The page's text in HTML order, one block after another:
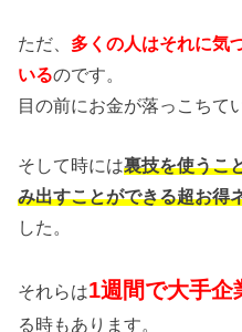
ただ、 多くの人はそれに気
いるのです。
目の前にお金が落っこちて
そして時には裏技を使うこ
み出すことができる超お得
した。
それらは1週間で大手企
る時もあります。